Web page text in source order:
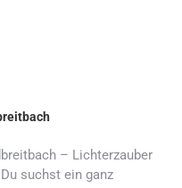
– Lichterzauber
suchst ein ganz